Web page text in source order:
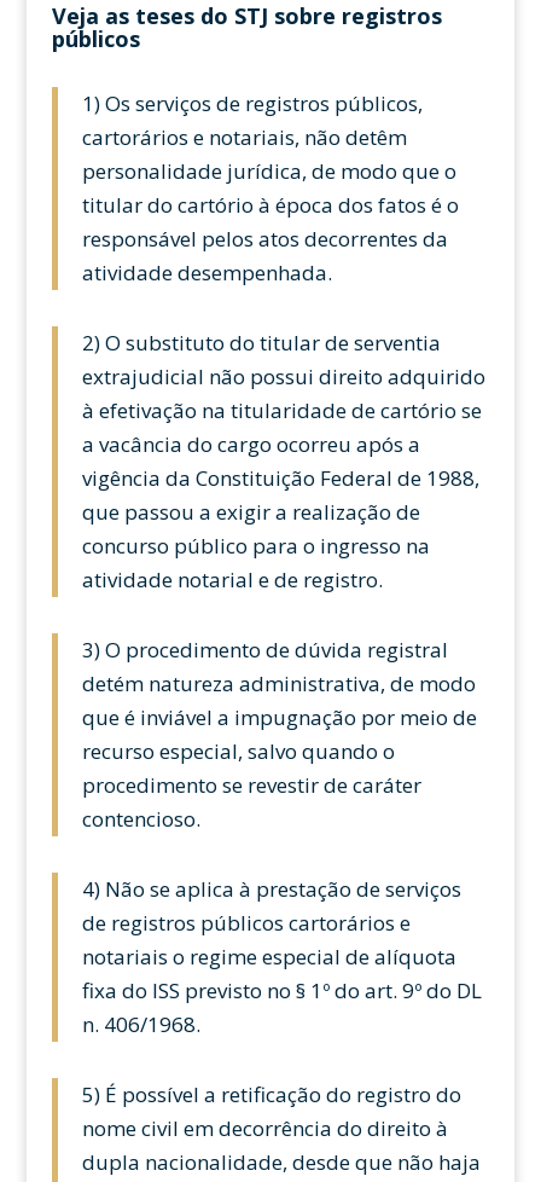
Veja as teses do STJ sobre registros
públicos
1) Os serviços de registros públicos,
cartorários e notariais, não detêm
personalidade jurídica, de modo que o
titular do cartório à época dos fatos é o
responsável pelos atos decorrentes da
atividade desempenhada.
2) O substituto do titular de serventia
extrajudicial não possui direito adquirido
à efetivação na titularidade de cartório se
a vacância do cargo ocorreu após a
vigência da Constituição Federal de 1988,
que passou a exigir a realização de
concurso público para o ingresso na
atividade notarial e de registro.
3) O procedimento de dúvida registral
detém natureza administrativa, de modo
que é inviável a impugnação por meio de
recurso especial, salvo quando o
procedimento se revestir de caráter
contencioso.
4) Não se aplica à prestação de serviços
de registros públicos cartorários e
notariais o regime especial de alíquota
fixa do ISS previsto no § 1º do art. 9º do DL
n. 406/1968.
5) É possível a retificação do registro do
nome civil em decorrência do direito à
dupla nacionalidade, desde que não haja